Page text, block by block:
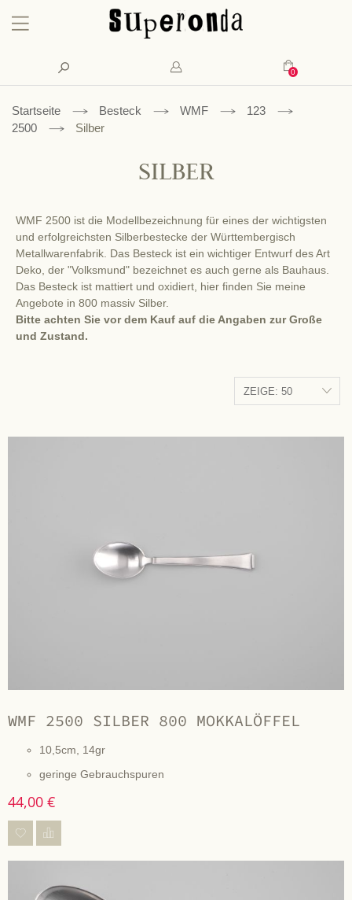
Konto
Mein
Suche
Startseite Besteck WMF
123
2500
Silber
SILBER
WMF 2500 ist die Modellbezeichnung für eines der wichtigsten
und erfolgreichsten Silberbestecke der Württembergisch
Metallwarenfabrik. Das Besteck ist ein wichtiger Entwurf des Art
Deko, der "Volksmund" bezeichnet es auch gerne als Bauhaus.
Das Besteck ist mattiert und oxidiert, hier finden Sie meine
Angebote in 800 massiv Silber.
Bitte achten Sie vor dem Kauf auf die Angaben zur Große
und Zustand.
WMF 2500 SILBER 800 MOKKALÖFFEL
10,5cm, 14gr
geringe Gebrauchspuren
44,00 €